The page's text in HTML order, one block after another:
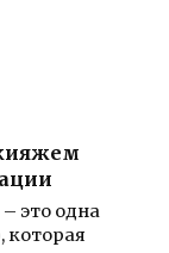
это одна
которая